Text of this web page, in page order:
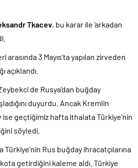
Tkacev, bu karar ile ‘arkadan
3 Mayıs’ta yapılan zirveden
açıklandı.
de Rusya’dan buğday
duyurdu. Ancak Kremlin
geçtiğimiz hafta ithalata Türkiye’nin
söyledi.
Türkiye’nin Rus buğday ihracatçılarına
getirdiğini kaleme aldı. Türkiye